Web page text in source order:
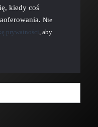
kiedy coś
Nie
prywatności , aby